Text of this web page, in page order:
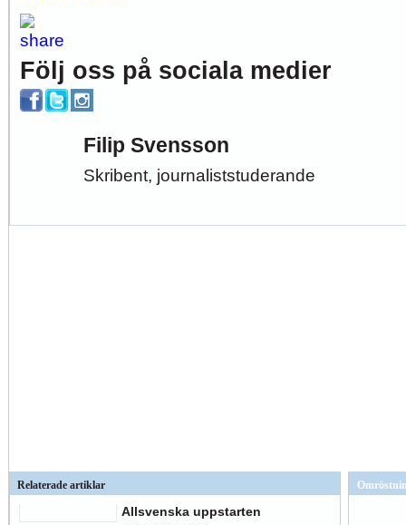
Följ oss på sociala medier
Filip Svensson
Skribent, journaliststuderande
Relaterade artiklar
Allsvenska uppstarten